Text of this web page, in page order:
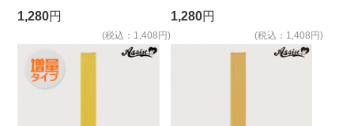
ーブロンド 86
1,280円
(税込：1,408円)
ルド 613
1,280円
(税込：1,408円)